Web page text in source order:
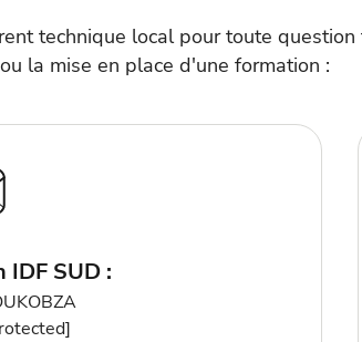
technique local pour toute question
la mise en place d'une formation :
IDF SUD :